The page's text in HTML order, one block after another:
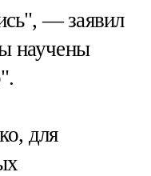
— заявил
научены
для